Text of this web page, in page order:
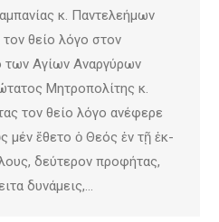
κ. Παντελεήμων
τον θείο λόγο στον
των Αγίων Αναργύρων
Μητροπολίτης κ.
τον θείο λόγο ανέφερε
μέν ἔθετο ὁ Θεός ἐν τῇ ἐκ­
δεύ­­τε­ρον προφή­τας,
δυνάμεις,…